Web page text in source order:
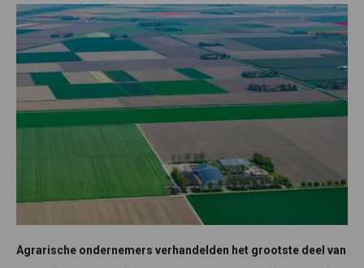
Agrarische ondernemers verhandelden het grootste deel van